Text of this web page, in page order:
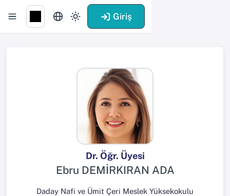
Giriş
Dr. Öğr. Üyesi
Ebru DEMİRKIRAN ADA
Daday Nafi ve Ümit Çeri Meslek Yüksekokulu